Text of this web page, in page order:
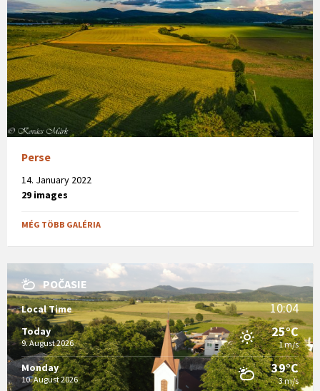
Perse
14. January 2022
29 images
MÉG TÖBB GALÉRIA
POČASIE
Local Time 10:04
Today
9. August 2026
25°C
1 m/s
Monday
10. August 2026
39°C
3 m/s